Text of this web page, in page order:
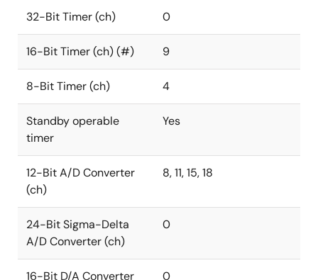
32-Bit Timer (ch) 0
16-Bit Timer (ch) (#) 9
8-Bit Timer (ch) 4
Standby operable
timer
Yes
12-Bit A/D Converter
(ch)
8, 11, 15, 18
24-Bit Sigma-Delta
A/D Converter (ch)
0
16-Bit D/A Converter
0